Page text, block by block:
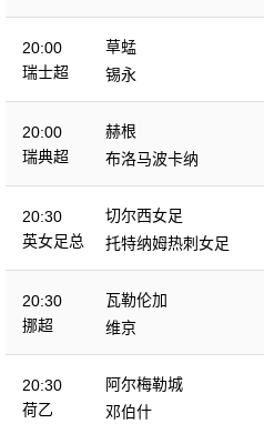
20:00
瑞士超
草蜢
锡永
20:00
瑞典超
赫根
布洛马波卡纳
20:30
英女足总
切尔西女足
托特纳姆热刺女足
20:30
挪超
瓦勒伦加
维京
20:30
荷乙
阿尔梅勒城
邓伯什